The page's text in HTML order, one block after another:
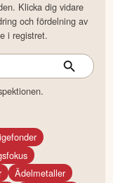
Klicka dig vidare
och fördelning av
i registret.
Ädelmetaller